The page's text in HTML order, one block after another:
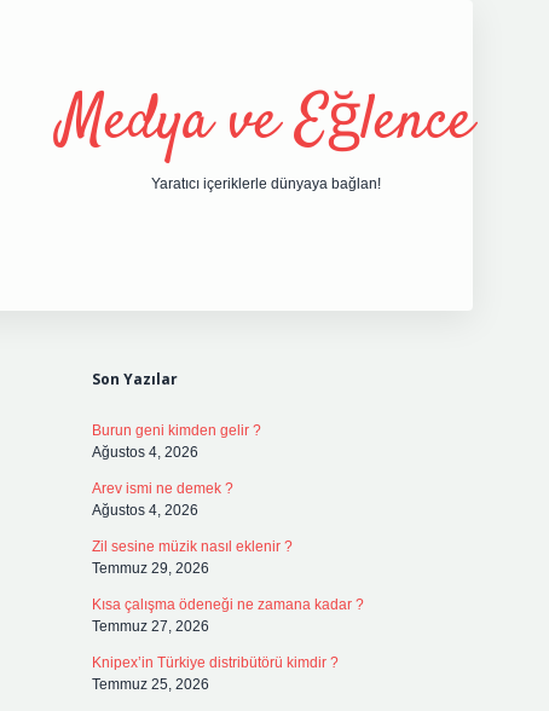
Medya ve Eğlence
Yaratıcı içeriklerle dünyaya bağlan!
Son Yazılar
Burun geni kimden gelir ?
Ağustos 4, 2026
Arev ismi ne demek ?
Ağustos 4, 2026
Zil sesine müzik nasıl eklenir ?
Temmuz 29, 2026
Kısa çalışma ödeneği ne zamana kadar ?
Temmuz 27, 2026
Knipex’in Türkiye distribütörü kimdir ?
Temmuz 25, 2026